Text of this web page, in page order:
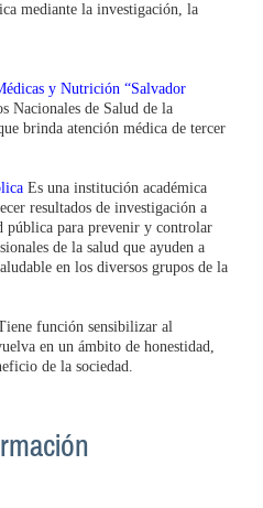
mediante la investigación, la
y Nutrición “Salvador
Nacionales de Salud de la
brinda atención médica de tercer
Es una institución académica
resultados de investigación a
pública para prevenir y controlar
de la salud que ayuden a
en los diversos grupos de la
función sensibilizar al
en un ámbito de honestidad,
de la sociedad.